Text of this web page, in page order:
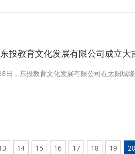
投教育文化发展有限公司成立大
日，东投教育文化发展有限公司在太阳城隆
14 15 16 17 18 19 20